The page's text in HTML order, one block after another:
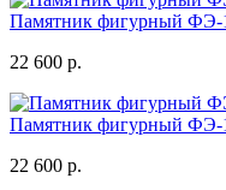
Памятник фигурный ФЭ-
22 600 р.
Памятник фигурный ФЭ-
22 600 р.